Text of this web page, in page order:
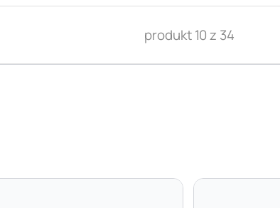
produkt 10 z 34